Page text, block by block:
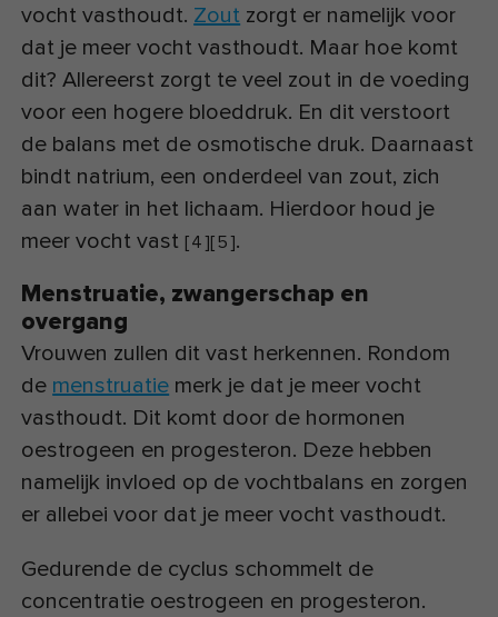
vocht vasthoudt. Zout zorgt er namelijk voor
dat je meer vocht vasthoudt. Maar hoe komt
dit? Allereerst zorgt te veel zout in de voeding
voor een hogere bloeddruk. En dit verstoort
de balans met de osmotische druk. Daarnaast
bindt natrium, een onderdeel van zout, zich
aan water in het lichaam. Hierdoor houd je
meer vocht vast [4][5].
Menstruatie, zwangerschap en
overgang
Vrouwen zullen dit vast herkennen. Rondom
de menstruatie merk je dat je meer vocht
vasthoudt. Dit komt door de hormonen
oestrogeen en progesteron. Deze hebben
namelijk invloed op de vochtbalans en zorgen
er allebei voor dat je meer vocht vasthoudt.
Gedurende de cyclus schommelt de
concentratie oestrogeen en progesteron.